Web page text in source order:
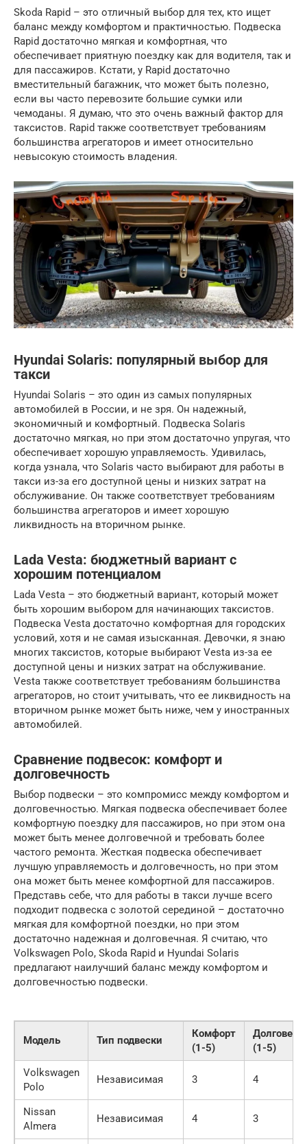
Skoda Rapid – это отличный выбор для тех, кто ищет
баланс между комфортом и практичностью. Подвеска
Rapid достаточно мягкая и комфортная, что
обеспечивает приятную поездку как для водителя, так и
для пассажиров. Кстати, у Rapid достаточно
вместительный багажник, что может быть полезно,
если вы часто перевозите большие сумки или
чемоданы. Я думаю, что это очень важный фактор для
таксистов. Rapid также соответствует требованиям
большинства агрегаторов и имеет относительно
невысокую стоимость владения.
Hyundai Solaris: популярный выбор для
такси
Hyundai Solaris – это один из самых популярных
автомобилей в России, и не зря. Он надежный,
экономичный и комфортный. Подвеска Solaris
достаточно мягкая, но при этом достаточно упругая, что
обеспечивает хорошую управляемость. Удивилась,
когда узнала, что Solaris часто выбирают для работы в
такси из-за его доступной цены и низких затрат на
обслуживание. Он также соответствует требованиям
большинства агрегаторов и имеет хорошую
ликвидность на вторичном рынке.
Lada Vesta: бюджетный вариант с
хорошим потенциалом
Lada Vesta – это бюджетный вариант, который может
быть хорошим выбором для начинающих таксистов.
Подвеска Vesta достаточно комфортная для городских
условий, хотя и не самая изысканная. Девочки, я знаю
многих таксистов, которые выбирают Vesta из-за ее
доступной цены и низких затрат на обслуживание.
Vesta также соответствует требованиям большинства
агрегаторов, но стоит учитывать, что ее ликвидность на
вторичном рынке может быть ниже, чем у иностранных
автомобилей.
Сравнение подвесок: комфорт и
долговечность
Выбор подвески – это компромисс между комфортом и
долговечностью. Мягкая подвеска обеспечивает более
комфортную поездку для пассажиров, но при этом она
может быть менее долговечной и требовать более
частого ремонта. Жесткая подвеска обеспечивает
лучшую управляемость и долговечность, но при этом
она может быть менее комфортной для пассажиров.
Представь себе, что для работы в такси лучше всего
подходит подвеска с золотой серединой – достаточно
мягкая для комфортной поездки, но при этом
достаточно надежная и долговечная. Я считаю, что
Volkswagen Polo, Skoda Rapid и Hyundai Solaris
предлагают наилучший баланс между комфортом и
долговечностью подвески.
Модель Тип подвески
Комфорт
(1-5)
(1-5)
Volkswagen
Polo
Независимая 3 4
Nissan
Almera
Независимая 4 3